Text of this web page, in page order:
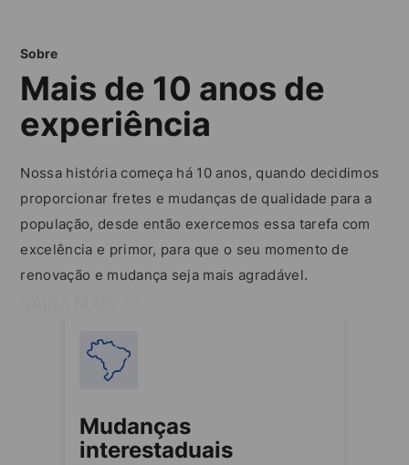
Sobre
Mais de 10 anos de
experiência
Nossa história começa há 10 anos, quando decidimos
proporcionar fretes e mudanças de qualidade para a
população, desde então exercemos essa tarefa com
excelência e primor, para que o seu momento de
renovação e mudança seja mais agradável.
Mudanças
interestaduais